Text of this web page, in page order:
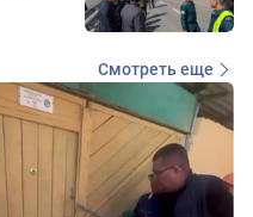
Смотреть еще